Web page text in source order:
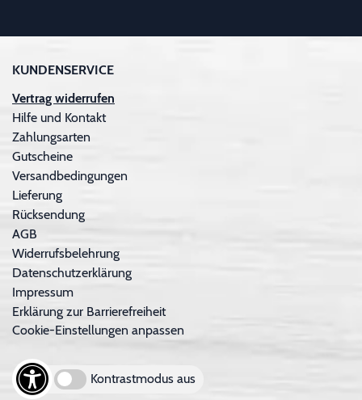
KUNDENSERVICE
Vertrag widerrufen
Hilfe und Kontakt
Zahlungsarten
Gutscheine
Versandbedingungen
Lieferung
Rücksendung
AGB
Widerrufsbelehrung
Datenschutzerklärung
Impressum
Erklärung zur Barrierefreiheit
Cookie-Einstellungen anpassen
Kontrastmodus aus